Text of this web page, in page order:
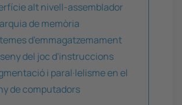
alt nivell-assemblador
de memòria
d'emmagatzemament
del joc d'instruccions
i paral·lelisme en el
de computadors